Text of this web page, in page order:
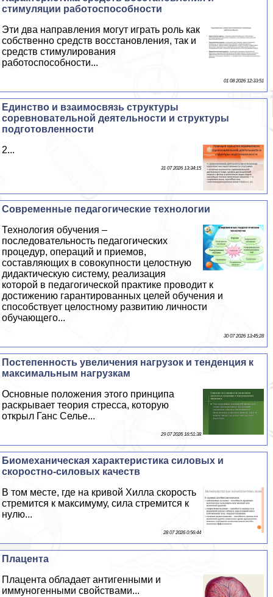
стимуляции работоспособности
Эти два направления могут играть роль как
собственно средств восстановления, так и
средств стимулирования
работоспособности...
01 08 2026 12:33:51
Единство и взаимосвязь структуры
соревновательной деятельности и структуры
подготовленности
2...
31 07 2026 13:34:15
Современные педагогические технологии
Технология обучения –
последовательность педагогических
процедур, операций и приемов,
составляющих в совокупности целостную
дидактическую систему, реализация
которой в педагогической пpaктике проводит к
достижению гарантированных целей обучения и
способствует целостному развитию личности
обучающего...
30 07 2026 13:45:28
Постепенность увеличения нагрузок и тенденция к
максимальным нагрузкам
Основные положения этого принципа
раскрывает теория стресса, которую
открыл Ганс Селье...
29 07 2026 16:51:38
Биомеханическая хаpaктеристика силовых и
скоростно-силовых качеств
В том месте, где на кривой Хилла скорость
стремится к максимуму, сила стремится к
нулю...
28 07 2026 0:56:44
Плацента
Плацента обладает антигенными и
иммуногенными свойствами...